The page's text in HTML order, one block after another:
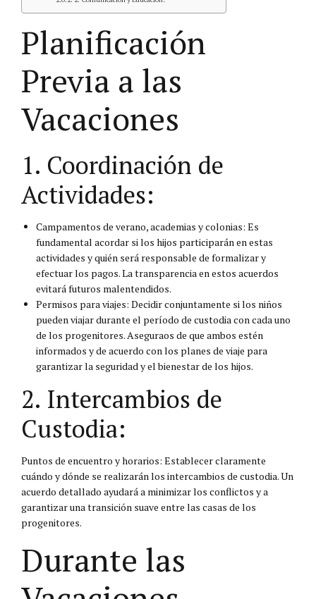
Planificación
Previa a las
Vacaciones
1. Coordinación de
Actividades:
Campamentos de verano, academias y colonias: Es
fundamental acordar si los hijos participarán en estas
actividades y quién será responsable de formalizar y
efectuar los pagos. La transparencia en estos acuerdos
evitará futuros malentendidos.
Permisos para viajes: Decidir conjuntamente si los niños
pueden viajar durante el período de custodia con cada uno
de los progenitores. Aseguraos de que ambos estén
informados y de acuerdo con los planes de viaje para
garantizar la seguridad y el bienestar de los hijos.
2. Intercambios de
Custodia:
Puntos de encuentro y horarios: Establecer claramente
cuándo y dónde se realizarán los intercambios de custodia. Un
acuerdo detallado ayudará a minimizar los conflictos y a
garantizar una transición suave entre las casas de los
progenitores.
Durante las